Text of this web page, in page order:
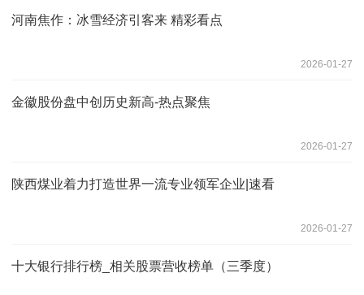
河南焦作：冰雪经济引客来 精彩看点
2026-01-27
金徽股份盘中创历史新高-热点聚焦
2026-01-27
陕西煤业着力打造世界一流专业领军企业|速看
2026-01-27
十大银行排行榜_相关股票营收榜单（三季度）